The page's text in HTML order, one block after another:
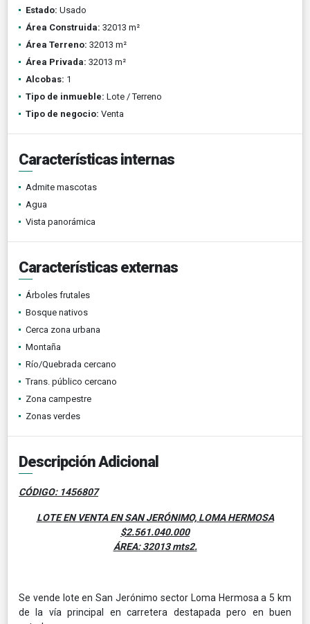
Estado: Usado
Área Construida: 32013 m²
Área Terreno: 32013 m²
Área Privada: 32013 m²
Alcobas: 1
Tipo de inmueble: Lote / Terreno
Tipo de negocio: Venta
Características internas
Admite mascotas
Agua
Vista panorámica
Características externas
Árboles frutales
Bosque nativos
Cerca zona urbana
Montaña
Río/Quebrada cercano
Trans. público cercano
Zona campestre
Zonas verdes
Descripción Adicional
CÓDIGO: 1456807
LOTE EN VENTA EN SAN JERÓNIMO, LOMA HERMOSA
$2.561.040.000
ÁREA: 32013 mts2.
Se vende lote en San Jerónimo sector Loma Hermosa a 5 km
de la vía principal en carretera destapada pero en buen